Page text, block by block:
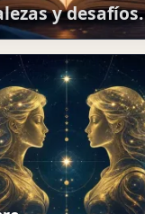
y desafíos.